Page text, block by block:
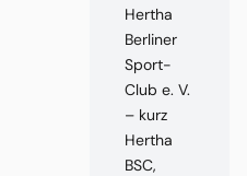
Hertha
Berliner
Sport-
Club e. V.
– kurz
Hertha
BSC,